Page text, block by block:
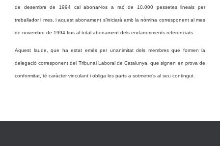
de desembre de 1994 cal abonar-los a raó de 10.000 pessetes lineals per
treballador i mes, i aquest abonament s’iniciarà amb la nòmina corresponent al mes
de novembre de 1994 fins al total abonament dels endarreriments referenciats.
Aquest laude, que ha estat emès per unanimitat dels membres que formen la
delegació corresponent del Tribunal Laboral de Catalunya, que signen en prova de
conformitat, té caràcter vinculant i obliga les parts a sotmetre’s al seu contingut.